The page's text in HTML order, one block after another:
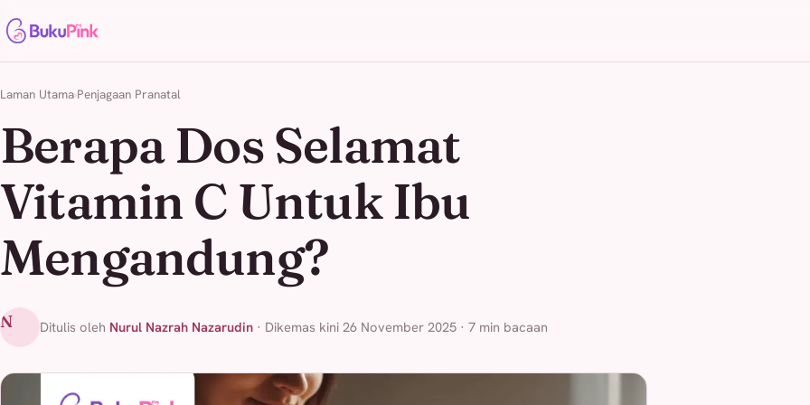
Laman Utama Penjagaan Pranatal
Berapa Dos Selamat
Vitamin C Untuk Ibu
Mengandung?
N Ditulis oleh Nurul Nazrah Nazarudin · Dikemas kini 26 November 2025 · 7 min bacaan